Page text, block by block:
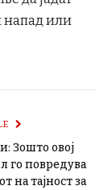
напад или
Зошто овој
го повредува
на тајност за